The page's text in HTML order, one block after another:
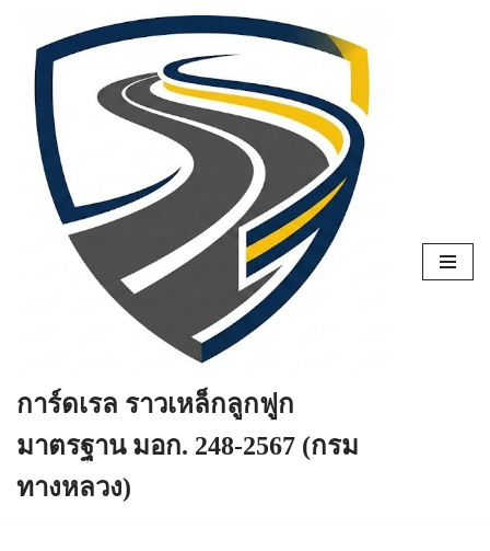
Skip
content
การ์ดเรล ราวเหล็กลูกฟูก
มาตรฐาน มอก. 248-2567 (กรม
ทางหลวง)